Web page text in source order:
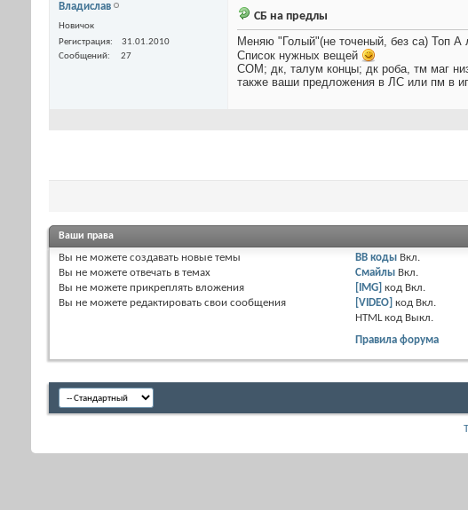
Владислав
Новичок
Регистрация
31.01.2010
Сообщений
27
СБ на предлы
Меняю "Голый"(не точеный, без са) Топ А
Список нужных вещей
СОМ; дк, талум концы; дк роба, тм маг
также ваши предложения в ЛС или пм в
Ваши права
Вы не можете создавать новые темы
Вы не можете отвечать в темах
Вы не можете прикреплять вложения
Вы не можете редактировать свои сообщения
BB коды Вкл.
Смайлы Вкл.
[IMG] код Вкл.
[VIDEO] код Вкл.
HTML код Выкл.
Правила форума